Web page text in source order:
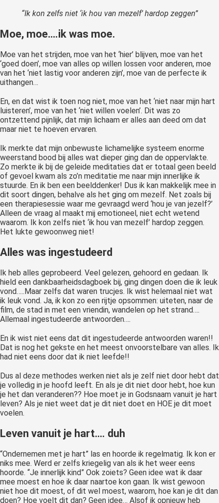
“Ik kon zelfs niet ‘ik hou van mezelf’ hardop zeggen”
Moe, moe….ik was moe.
Moe van het strijden, moe van het ‘hier’ blijven, moe van het
‘goed doen’, moe van alles op willen lossen voor anderen, moe
van het ‘niet lastig voor anderen zijn’, moe van de perfecte ik
uithangen…
En, en dat wist ik toen nog niet, moe van het ‘niet naar mijn hart
luisteren’, moe van het ‘niet willen voelen’. Dit was zo
ontzettend pijnlijk, dat mijn lichaam er alles aan deed om dat
maar niet te hoeven ervaren.
Ik merkte dat mijn onbewuste lichamelijke systeem enorme
weerstand bood bij alles wat dieper ging dan de oppervlakte.
Zo merkte ik bij de geleide meditaties dat er totaal geen beeld
of gevoel kwam als zo’n meditatie me naar mijn innerlijke ik
stuurde. En ik ben een beelddenker! Dus ik kan makkelijk mee in
dit soort dingen, behalve als het ging om mezelf. Net zoals bij
een therapiesessie waar me gevraagd werd ‘hou je van jezelf?’
Alleen de vraag al maakt mij emotioneel, niet echt wetend
waarom. Ik kon zelfs niet ‘ik hou van mezelf’ hardop zeggen.
Het lukte gewoonweg niet!
Alles was ingestudeerd
Ik heb alles geprobeerd. Veel gelezen, gehoord en gedaan. Ik
hield een dankbaarheidsdagboek bij, ging dingen doen die ik leuk
vond…..Maar zelfs dat waren trucjes. Ik wist helemaal niet wat
ik leuk vond. Ja, ik kon zo een rijtje opsommen: uiteten, naar de
film, de stad in met een vriendin, wandelen op het strand….
Allemaal ingestudeerde antwoorden….
En ik wist niet eens dat dit ingestudeerde antwoorden waren!!
Dat is nog het gekste en het meest onvoorstelbare van alles. Ik
had niet eens door dat ik niet leefde!!
Dus al deze methodes werken niet als je zelf niet door hebt dat
je volledig in je hoofd leeft. En als je dit niet door hebt, hoe kun
je het dan veranderen?? Hoe moet je in Godsnaam vanuit je hart
leven? Als je niet weet dat je dit niet doet en HOE je dit moet
voelen.
Leven vanuit je hart…. duh
“Ondernemen met je hart” las en hoorde ik regelmatig. Ik kon er
niks mee. Werd er zelfs kriegelig van als ik het weer eens
hoorde. “Je innerlijk kind” Ook zoiets? Geen idee wat ik daar
mee moest en hoe ik daar naartoe kon gaan. Ik wist gewoon
niet hoe dit moest, of dit wel moest, waarom, hoe kan je dit dan
doen? Hoe voelt dit dan? Geen idee… Alsof ik opnieuw heb